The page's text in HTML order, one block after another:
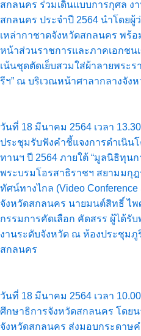
สกลนคร ร่วมเดินแบบการกุศล ง
สกลนคร ประจำปี 2564 นำโดย
เหล่ากาชาดจังหวัดสกลนคร พร้
หน้าส่วนราชการและภาคเอกชน
เน้นชุดตัดเย็บสวมใส่ผ้าลายพระ
รีฯ” ณ บริเวณหน้าศาลากลางจัง
วันที่ 18 มีนาคม 2564 เวลา
ประชุมรับฟังคำชี้แจงการดำเนิน
ทานฯ ปี 2564 ภายใต้ “มูลนิธิทุน
พระบรมโอรสาธิราชฯ สยามมกุ
ทัศน์ทางไกล (Video
จังหวัดสกลนคร นายมนต์สิทธิ์ ไ
กรรมการคัดเลือก คัดสรร ผู้ได้รั
งานระดับจังหวัด ณ ห้องประชุมภู
สกลนคร
วันที่ 18 มีนาคม 2564 เวลา
ศึกษาธิการจังหวัดสกลนคร โดย
จังหวัดสกลนคร ส่งมอบกระดาษ